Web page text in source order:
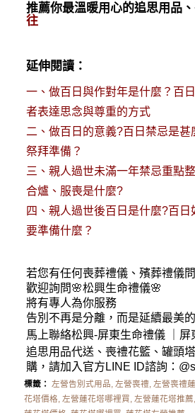
推薦你最溫暖用心的追思用品、
往
延伸閱讀：
一、 做百日與作對年是什麼？百
者表達思念與尊重的方式
二、 做百日的意義?百日禁忌是甚
祭拜準備？
三、 親人過世未滿一年禁忌重點
合爐、服喪是什麼?
四、 親人過世後百日是什麼?百日
要準備什麼？
若您有任何喪葬禮儀、殯葬禮儀
歡迎詢問🌸松興生命禮儀🌸
將有專人為你服務
告別不再是分離，而是延續最美
馬上聯絡松興-屏東生命禮儀｜ 屏
追思用品代送、喪禮花籃、罐頭
購，請加入官方LINE ID諮詢：
標籤： 左營告別式用品 左營喪禮 左營喪禮
花塔價格, 左營蓮花塔哪裡買 左營蓮花塔推薦